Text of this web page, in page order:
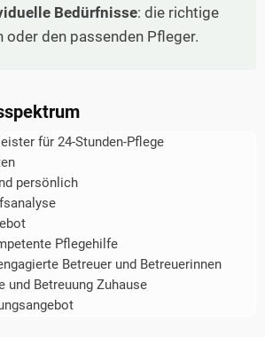
Bedürfnisse: die richtige
oder den passenden Pfleger.
für 24-Stunden-Pflege
persönlich
Pflegehilfe
Betreuer und Betreuerinnen
und Betreuung Zuhause